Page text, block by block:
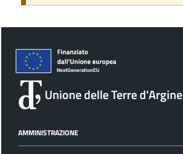
Unione delle Terre d'Argine
AMMINISTRAZIONE